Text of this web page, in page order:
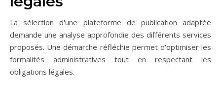
La sélection d'une plateforme de publication adaptée
demande une analyse approfondie des différents services
proposés. Une démarche réfléchie permet d'optimiser les
formalités administratives tout en respectant les
obligations légales.